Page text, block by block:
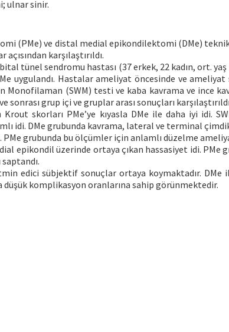
ulnar sinir.
(PMe) ve distal medial epikondilektomi (DMe)
karşılaştırıldı.
tünel sendromu hastası (37 erkek, 22 kadın, ort. yaş
uygulandı. Hastalar ameliyat öncesinde ve ameliyat
Monofilaman (SWM) testi ve kaba kavrama ve ince
grup içi ve gruplar arası sonuçları
skorları PMe’ye kıyasla DMe ile daha iyi idi.
idi. DMe grubunda kavrama, lateral ve terminal
grubunda bu ölçümler için anlamlı düzelme
epikondil üzerinde ortaya çıkan hassasiyet idi. PMe
edici sübjektif sonuçlar ortaya koymaktadır.
düşük komplikasyon oranlarına sahip görünmektedir.